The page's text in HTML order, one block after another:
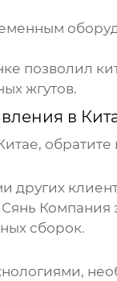
позволил
жгутов.
в
,
других
Компания
сборок.